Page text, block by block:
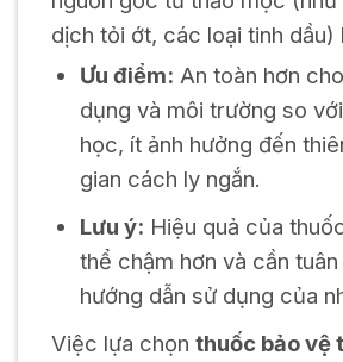
dịch tỏi ớt, các loại tinh dầu)
Ưu điểm: An toàn hơn
dụng và môi trường so
học, ít ảnh hưởng đến
gian cách ly ngắn.
Lưu ý: Hiệu quả của
thể chậm hơn và cần
hướng dẫn sử dụng của
Việc lựa chọn thuốc bảo vệ